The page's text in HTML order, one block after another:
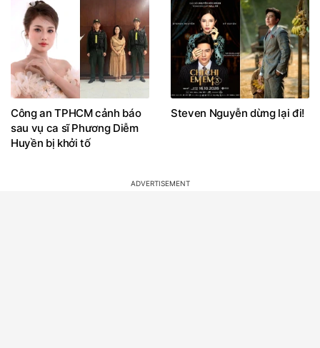
Công an TPHCM cảnh báo
sau vụ ca sĩ Phương Diễm
Huyền bị khởi tố
Steven Nguyễn dừng lại đi!